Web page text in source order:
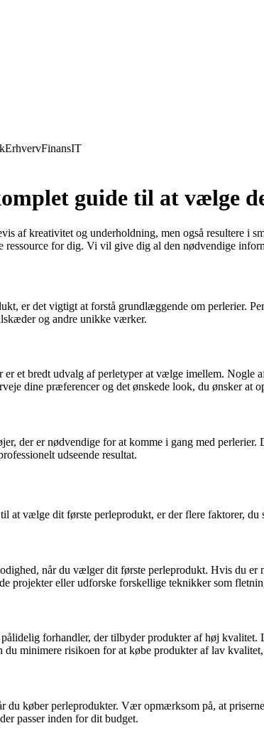
ErhvervFinansIT
guide til at vælge
af kreativitet og underholdning, men også resultere i
ressource for dig. Vi vil give dig al den nødvendige
er det vigtigt at forstå grundlæggende om perlerier.
og andre unikke værker.
et bredt udvalg af perletyper at vælge imellem.
dine præferencer og det ønskede look, du ønsker at
der er nødvendige for at komme i gang med
udseende resultat.
at vælge dit første perleprodukt, er der flere faktorer, du
når du vælger dit første perleprodukt. Hvis du
projekter eller udforske forskellige teknikker som
forhandler, der tilbyder produkter af høj
du minimere risikoen for at købe produkter af lav
du køber perleprodukter. Vær opmærksom på, at
passer inden for dit budget.